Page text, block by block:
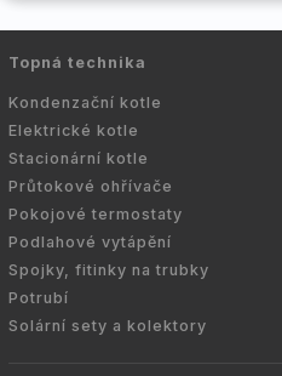
Topná technika
Kondenzační kotle
Elektrické kotle
Stacionární kotle
Průtokové ohřívače
Pokojové termostaty
Podlahové vytápění
Spojky, fitinky na trubky
Potrubí
Solární sety a kolektory